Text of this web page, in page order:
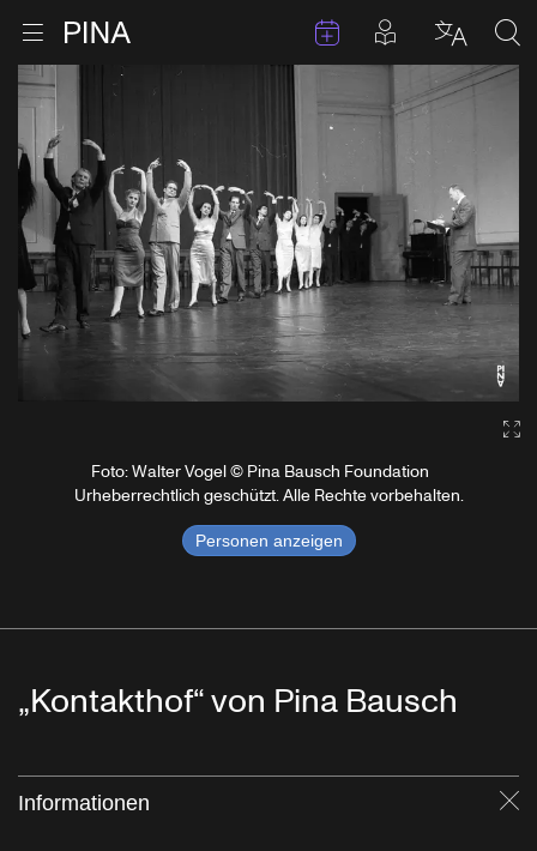
Zum Inhalt springen
Menu öffnen TermineBeiträge in
Foto: Walter Vogel © Pina Bausch Foundation
Urheberrechtlich geschützt. Alle Rechte vorbehalten.
Personen anzeigen
„Kontakthof“ von Pina Bausch
Informationen